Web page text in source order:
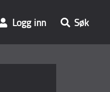
Logg inn Søk